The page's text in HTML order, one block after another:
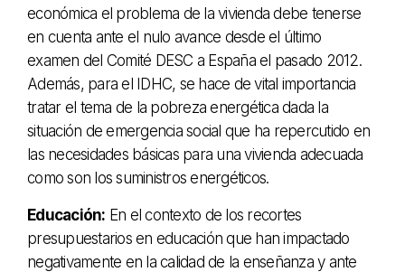
económica el problema de la vivienda debe tenerse
en cuenta ante el nulo avance desde el último
examen del Comité DESC a España el pasado 2012.
Además, para el IDHC, se hace de vital importancia
tratar el tema de la pobreza energética dada la
situación de emergencia social que ha repercutido en
las necesidades básicas para una vivienda adecuada
como son los suministros energéticos.
Educación: En el contexto de los recortes
presupuestarios en educación que han impactado
negativamente en la calidad de la enseñanza y ante